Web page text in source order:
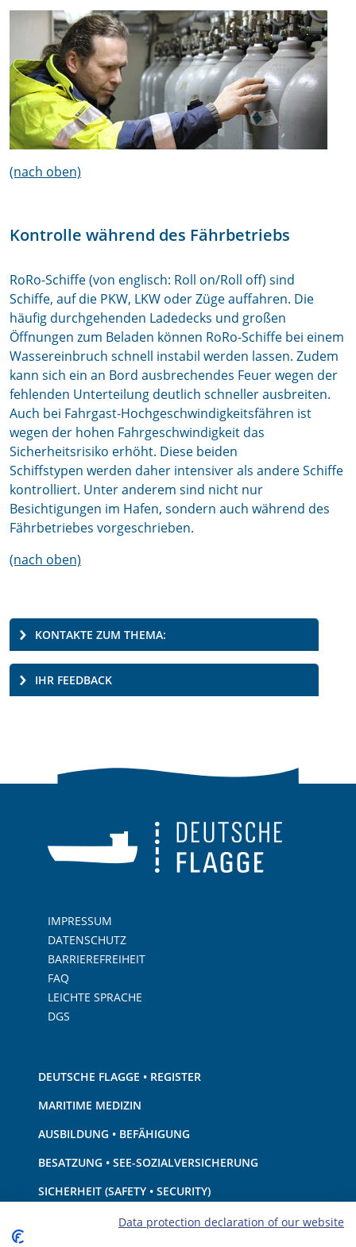
(nach oben)
Kontrolle während des Fährbetriebs
RoRo-Schiffe (von englisch: Roll on/Roll off) sind
Schiffe, auf die PKW, LKW oder Züge auffahren. Die
häufig durchgehenden Ladedecks und großen
Öffnungen zum Beladen können RoRo-Schiffe bei einem
Wassereinbruch schnell instabil werden lassen. Zudem
kann sich ein an Bord ausbrechendes Feuer wegen der
fehlenden Unterteilung deutlich schneller ausbreiten.
Auch bei Fahrgast-Hochgeschwindigkeitsfähren ist
wegen der hohen Fahrgeschwindigkeit das
Sicherheitsrisiko erhöht. Diese beiden
Schiffstypen werden daher intensiver als andere Schiffe
kontrolliert. Unter anderem sind nicht nur
Besichtigungen im Hafen, sondern auch während des
Fährbetriebes vorgeschrieben.
(nach oben)
KONTAKTE ZUM THEMA:
IHR FEEDBACK
IMPRESSUM
DATENSCHUTZ
BARRIEREFREIHEIT
FAQ
LEICHTE SPRACHE
DGS
DEUTSCHE FLAGGE • REGISTER
MARITIME MEDIZIN
AUSBILDUNG • BEFÄHIGUNG
BESATZUNG • SEE-SOZIALVERSICHERUNG
SICHERHEIT (SAFETY • SECURITY)
SCHIFF • AUSRÜSTUNGData protection declaration of our website